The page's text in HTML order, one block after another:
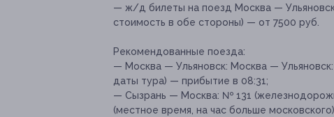
— ж/д билеты на поезд Москва —
стоимость в обе стороны) — от 7500 руб.
Рекомендованные поезда:
— Москва — Ульяновск: Москва —
даты тура) — прибытие в 08:31;
— Сызрань — Москва: № 131
(местное время, на час больше